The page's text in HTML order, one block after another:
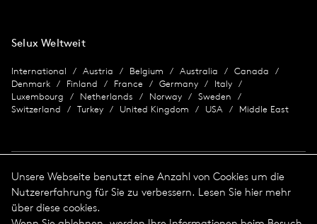
Selux Weltweit
International Austria Belgium Australia
Canada
Denmark
Finland France Germany
Italy
Luxembourg
Netherlands Norway
Sweden
Switzerland
Turkey United Kingdom USA Middle East
Impressum
Unsere Webseite benutzt eine Anzahl von Cookies um die
Nutzererfahrung für Sie zu verbessern. Lesen Sie hier mehr
über diese cookies.